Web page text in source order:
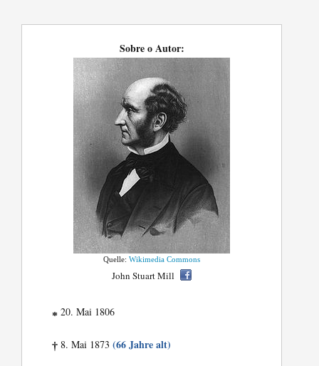
Sobre o Autor:
Quelle:Wikimedia Commons
John Stuart Mill
* 20. Mai 1806
† 8. Mai 1873(66 Jahre alt)